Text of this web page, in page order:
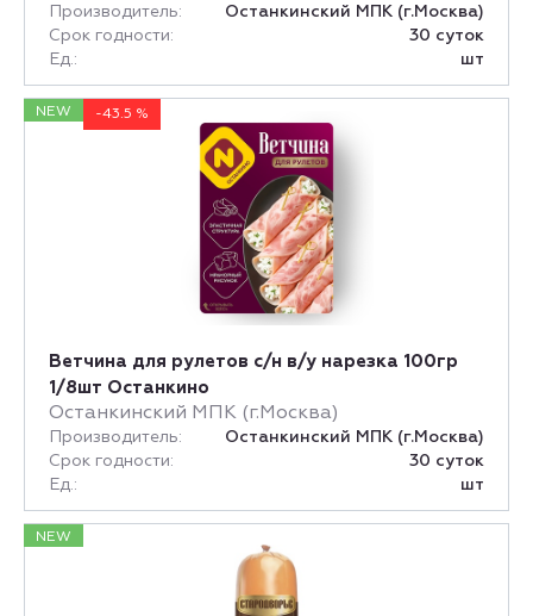
Производитель:
Останкинский МПК (г.Москва)
Срок годности:
30 суток
Ед.:
шт
NEW -43.5 %
Ветчина для рулетов с/н в/у нарезка 100гр
1/8шт Останкино
Останкинский МПК (г.Москва)
Производитель:
Останкинский МПК (г.Москва)
Срок годности:
30 суток
Ед.:
шт
NEW